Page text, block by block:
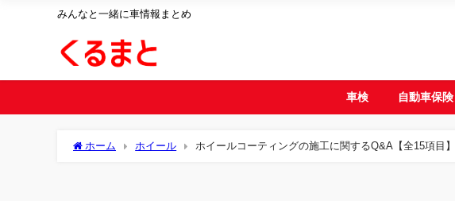
みんなと一緒に車情報まとめ
車検 自動車保険
ホーム ホイール ホイールコーティングの施工に関するQ&A【全15項目】